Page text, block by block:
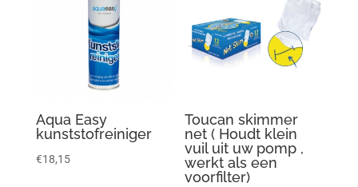
Aqua Easy
kunststofreiniger
€18,15
Toucan skimmer
net ( Houdt klein
vuil uit uw pomp ,
werkt als een
voorfilter)